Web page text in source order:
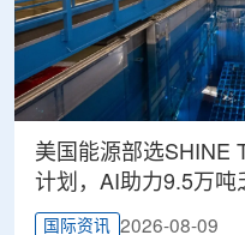
美国能源部选SHINE
计划，AI助力9.5万吨
国际资讯 2026-08-09